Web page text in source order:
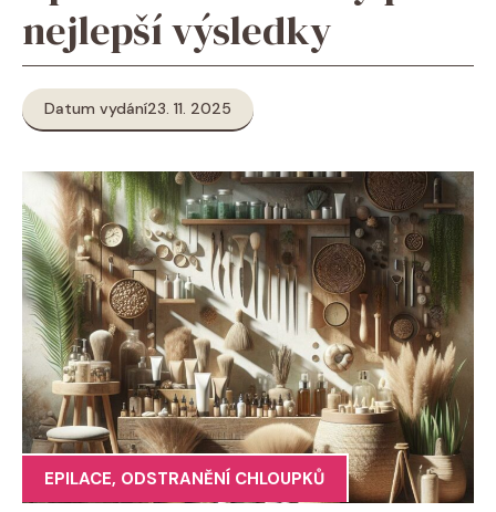
nejlepší výsledky
Datum vydání23. 11. 2025
EPILACE, ODSTRANĚNÍ CHLOUPKŮ